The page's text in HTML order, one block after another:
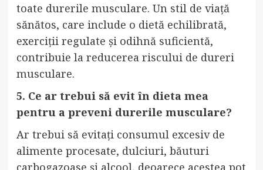
toate durerile musculare. Un stil de viață
sănătos, care include o dietă echilibrată,
exerciții regulate și odihnă suficientă,
contribuie la reducerea riscului de dureri
musculare.
5. Ce ar trebui să evit în dieta mea
pentru a preveni durerile musculare?
Ar trebui să evitați consumul excesiv de
alimente procesate, dulciuri, băuturi
carbogazoase și alcool, deoarece acestea pot